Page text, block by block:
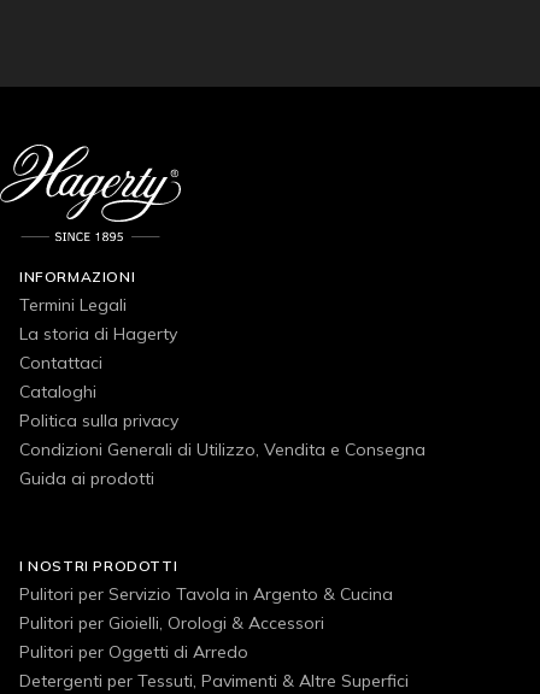
INFORMAZIONI
Termini Legali
La storia di Hagerty
Contattaci
Cataloghi
Politica sulla privacy
Condizioni Generali di Utilizzo, Vendita e Consegna
Guida ai prodotti
I NOSTRI PRODOTTI
Pulitori per Servizio Tavola in Argento & Cucina
Pulitori per Gioielli, Orologi & Accessori
Pulitori per Oggetti di Arredo
Detergenti per Tessuti, Pavimenti & Altre Superfici